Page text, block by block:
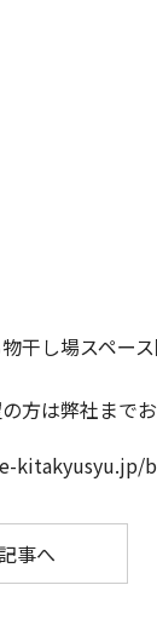
干し場スペー
方は弊社まで
kitakyusyu.jp/
事へ